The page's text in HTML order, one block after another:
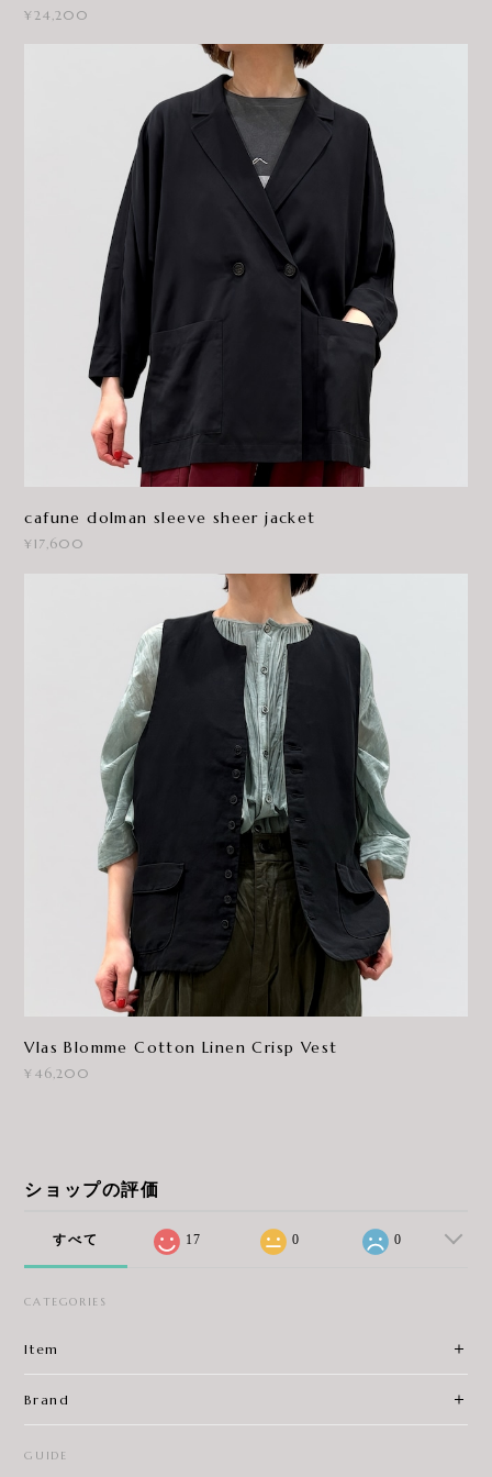
¥24,200
cafune dolman sleeve sheer jacket
¥17,600
Vlas Blomme Cotton Linen Crisp Vest
¥46,200
ショップの評価
すべて 17 0 0
CATEGORIES
Item
Brand
GUIDE